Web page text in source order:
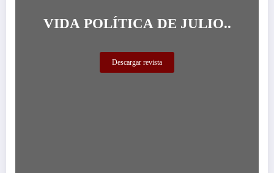
VIDA POLÍTICA DE JULIO..
Descargar revista